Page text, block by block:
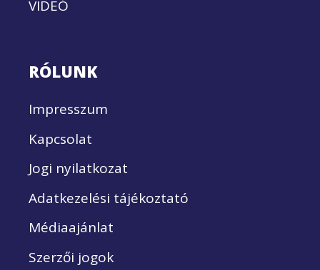
VIDEÓ
RÓLUNK
Impresszum
Kapcsolat
Jogi nyilatkozat
Adatkezelési tájékoztató
Médiaajánlat
Szerzői jogok